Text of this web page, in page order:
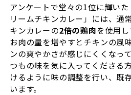
アンケートで堂々の1位に輝い
リームチキンカレー」には、通
キンカレーの2倍の鶏肉を使用し
お肉の量を増やすとチキンの風
ンの爽やかさが感じにくくなっ
つもの味を気に入ってくださる
けるように味の調整を行い、既
います。